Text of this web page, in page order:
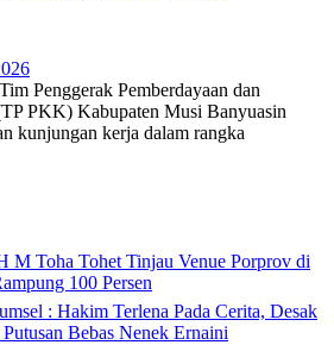
Penggerak Pemberdayaan dan
PKK) Kabupaten Musi Banyuasin
kunjungan kerja dalam rangka
M Toha Tohet Tinjau Venue Porprov di
100 Persen
: Hakim Terlena Pada Cerita, Desak
Bebas Nenek Ernaini